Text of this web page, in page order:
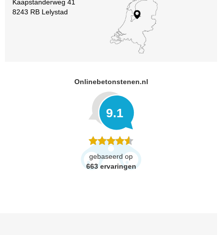
Kaapstanderweg 41
8243 RB Lelystad
Onlinebetonstenen.nl
9.1
gebaseerd op
663 ervaringen